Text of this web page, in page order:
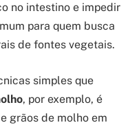
no intestino e impedir
para quem busca
de fontes vegetais.
simples que
, por exemplo, é
grãos de molho em